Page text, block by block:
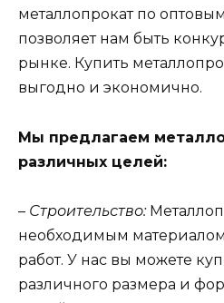
металлопрокат по
позволяет нам быть
рынке. Купить
выгодно и экономично.
Мы предлагаем
различных целей:
– Строительство:
необходимым
работ. У нас вы можете
различного размера и